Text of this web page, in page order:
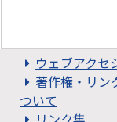
ウェブアクセ
著作権・リン
ついて